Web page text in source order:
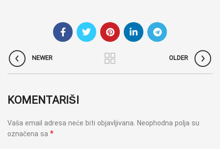
NEWER OLDER
KOMENTARIŠI
Vaša email adresa neće biti objavljivana. Neophodna polja su
označena sa *